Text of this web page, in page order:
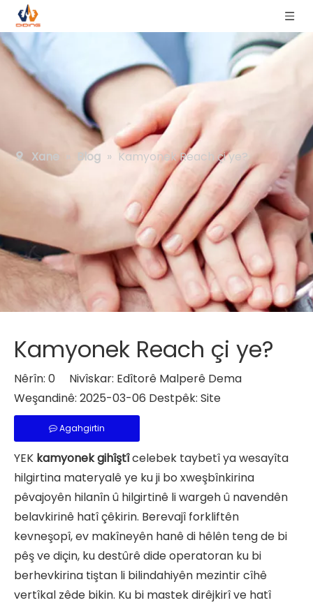
Xane Blog » Kamyonek Reach çi ye?
Kamyonek Reach çi ye?
Nêrîn: 0 Nivîskar: Edîtorê Malperê Dema
Weşandinê: 2025-03-06 Destpêk: Site
Agahgirtin
YEK kamyonek gihîştîcelebek taybetî ya wesayîta
hilgirtina materyalê ye ku ji bo xweşbînkirina
pêvajoyên hilanîn û hilgirtinê li wargeh û navendên
belavkirinê hatî çêkirin. Berevajî forkliftên
kevneşopî, ev makîneyên hanê di hêlên teng de bi
pêş ve diçin, ku destûrê dide operatoran ku bi
berhevkirina tiştan li bilindahiyên mezintir cîhê
vertîkal zêde bikin. Ku bi mastek dirêjkirî ve hatî